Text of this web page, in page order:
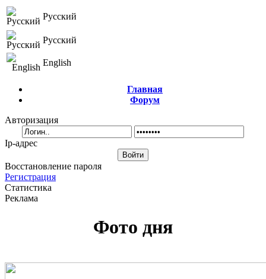
Русский
Русский
English
Главная
Форум
Авторизация
Ip-адрес
Восстановление пароля
Регистрация
Статистика
Реклама
Фото дня